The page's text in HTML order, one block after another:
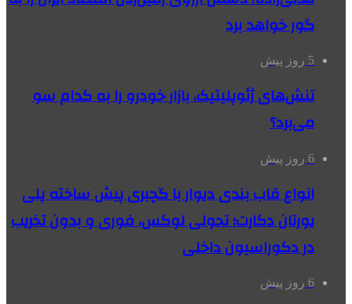
گور خواهد برد
5 روز پیش
تنش‌های ژئوپلیتیک، بازار خودرو را به کدام سو
می‌برد؟
6 روز پیش
انواع قاب بندی دیوار با گچبری پیش ساخته پلی
یورتان دکارت؛ تحولی لوکس، فوری و بدون تخریب
در دکوراسیون داخلی
6 روز پیش